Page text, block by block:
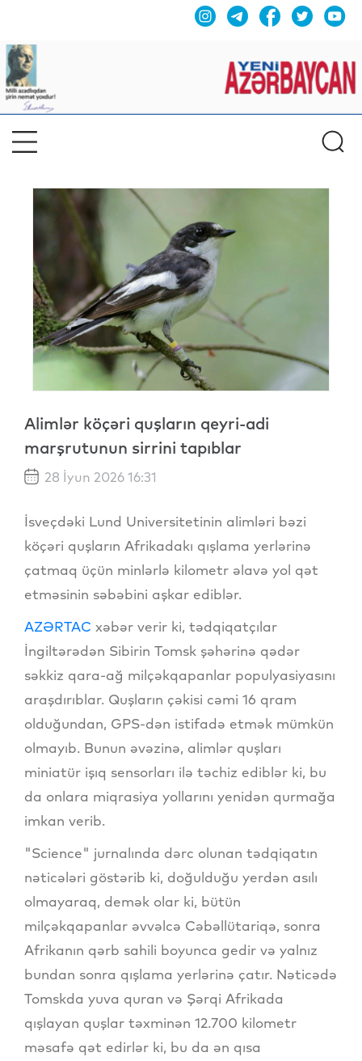
Alimlər köçəri quşların qeyri-adi
marşrutunun sirrini tapıblar
28 İyun 2026 16:31
İsveçdəki Lund Universitetinin alimləri bəzi
köçəri quşların Afrikadakı qışlama yerlərinə
çatmaq üçün minlərlə kilometr əlavə yol qət
etməsinin səbəbini aşkar ediblər.
AZƏRTAC xəbər verir ki, tədqiqatçılar
İngiltərədən Sibirin Tomsk şəhərinə qədər
səkkiz qara-ağ milçəkqapanlar populyasiyasını
araşdırıblar. Quşların çəkisi cəmi 16 qram
olduğundan, GPS-dən istifadə etmək mümkün
olmayıb. Bunun əvəzinə, alimlər quşları
miniatür işıq sensorları ilə təchiz ediblər ki, bu
da onlara miqrasiya yollarını yenidən qurmağa
imkan verib.
"Science" jurnalında dərc olunan tədqiqatın
nəticələri göstərib ki, doğulduğu yerdən asılı
olmayaraq, demək olar ki, bütün
milçəkqapanlar əvvəlcə Cəbəllütariqə, sonra
Afrikanın qərb sahili boyunca gedir və yalnız
bundan sonra qışlama yerlərinə çatır. Nəticədə
Tomskda yuva quran və Şərqi Afrikada
qışlayan quşlar təxminən 12.700 kilometr
məsafə qət edirlər ki, bu da ən qısa